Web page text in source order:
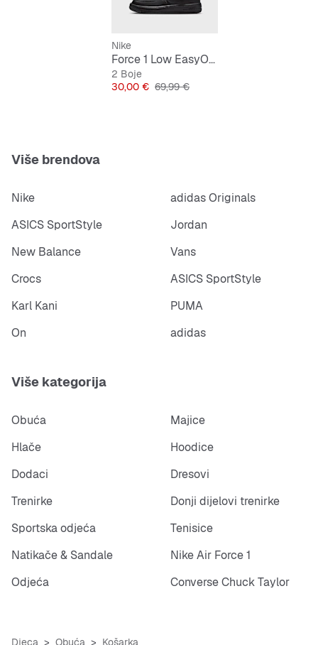
Nike
Force 1 Low EasyOn Djeca
2 Boje
Cijena
30,00 € Originalna cijena
69,99 €
Više brendova
Nike
adidas Originals
ASICS SportStyle
Jordan
New Balance
Vans
Crocs
ASICS SportStyle
Karl Kani
PUMA
On
adidas
Više kategorija
Obuća
Majice
Hlače
Hoodice
Dodaci
Dresovi
Trenirke
Donji dijelovi trenirke
Sportska odjeća
Tenisice
Natikače & Sandale
Nike Air Force 1
Odjeća
Converse Chuck Taylor
Djeca Obuća Košarka